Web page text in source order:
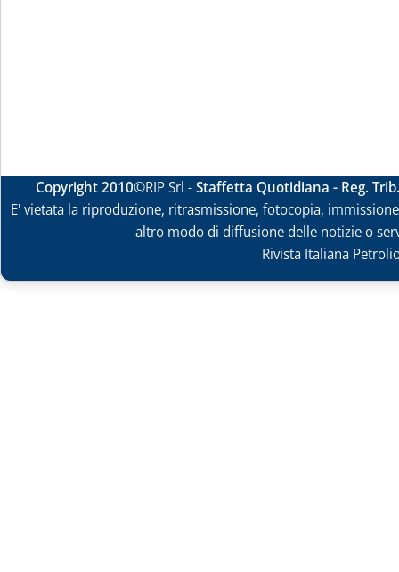
Copyright 2010©RIP Srl -Staffetta Quotidiana - Reg.
E' vietata la riproduzione, ritrasmissione, fotocopia,
altro modo di diffusione delle notizie o
Rivista Italiana